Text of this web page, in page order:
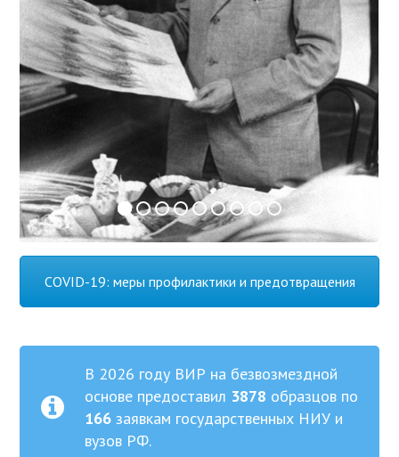
COVID-19: меры профилактики и предотвращения
В 2026 году ВИР на безвозмездной
основе предоставил 3878 образцов по
166 заявкам государственных НИУ и
вузов РФ.